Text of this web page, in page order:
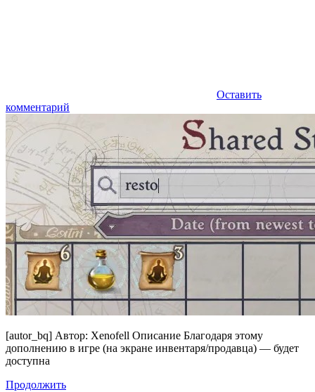
Оставить
комментарий
[autor_bq] Автор: Xenofell Описание Благодаря этому
дополнению в игре (на экране инвентаря/продавца) — будет
доступна
Продолжить